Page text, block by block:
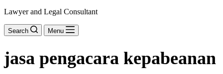
Lawyer and Legal Consultant
Search Menu
jasa pengacara kepabeanan